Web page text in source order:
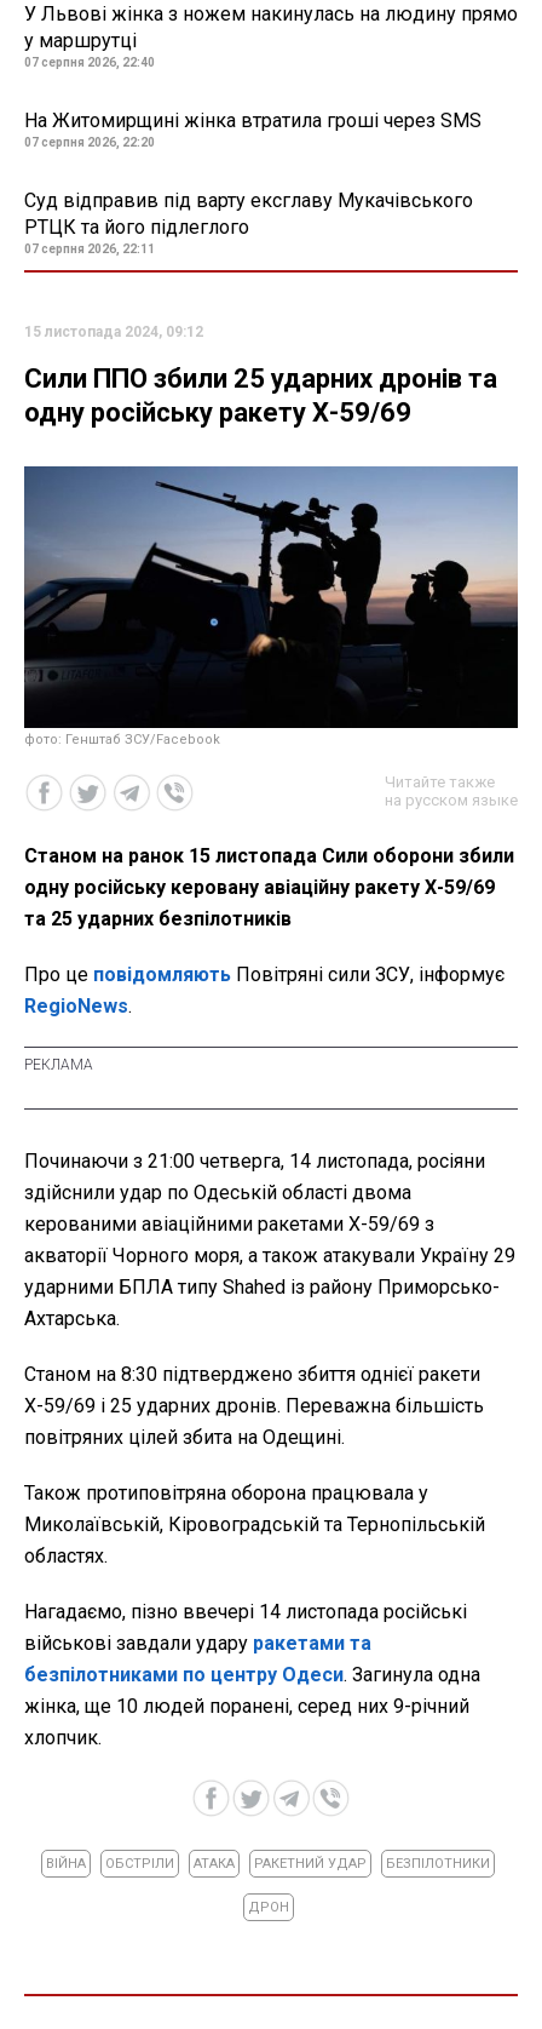
У Львові жінка з ножем накинулась на людину прямо
у маршрутці
07 серпня 2026, 22:40
На Житомирщині жінка втратила гроші через SMS
07 серпня 2026, 22:20
Суд відправив під варту ексглаву Мукачівського
РТЦК та його підлеглого
07 серпня 2026, 22:11
15 листопада 2024, 09:12
Сили ППО збили 25 ударних дронів та
одну російську ракету Х-59/69
фото: Генштаб ЗСУ/Facebook
Читайте также
на русском языке
Станом на ранок 15 листопада Сили оборони збили
одну російську керовану авіаційну ракету Х-59/69
та 25 ударних безпілотників
Про це повідомляють Повітряні сили ЗСУ, інформує
RegioNews.
Починаючи з 21:00 четверга, 14 листопада, росіяни
здійснили удар по Одеській області двома
керованими авіаційними ракетами Х-59/69 з
акваторії Чорного моря, а також атакували Україну 29
ударними БПЛА типу Shahed із району Приморсько-
Ахтарська.
Станом на 8:30 підтверджено збиття однієї ракети
Х-59/69 і 25 ударних дронів. Переважна більшість
повітряних цілей збита на Одещині.
Також протиповітряна оборона працювала у
Миколаївській, Кіровоградській та Тернопільській
областях.
Нагадаємо, пізно ввечері 14 листопада російські
військові завдали удару ракетами та
безпілотниками по центру Одеси. Загинула одна
жінка, ще 10 людей поранені, серед них 9-річний
хлопчик.
ВІЙНА ОБСТРІЛИ АТАКА РАКЕТНИЙ УДАР БЕЗПІЛОТНИКИ
ДРОН